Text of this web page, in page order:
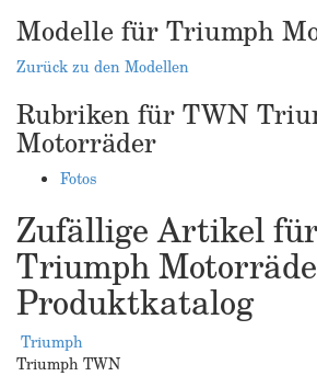
Modelle für Triumph
Zurück zu den Modellen
Rubriken für TWN
Motorräder
Fotos
Zufällige Artikel
Triumph
Produktkatalog
Triumph
Triumph TWN